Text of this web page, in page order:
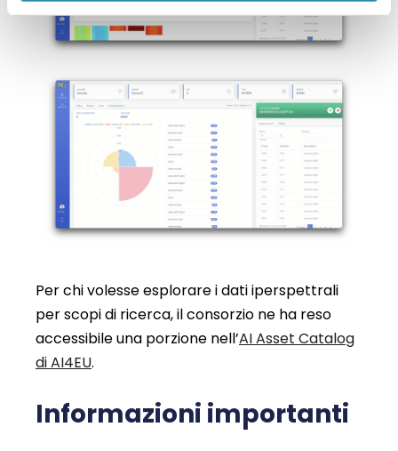
Per chi volesse esplorare i dati iperspettrali
per scopi di ricerca, il consorzio ne ha reso
accessibile una porzione nell’AI Asset Catalog
di AI4EU.
Informazioni importanti